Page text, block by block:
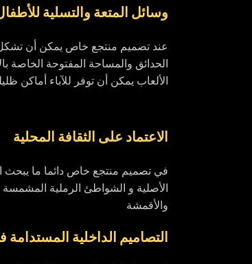
وسائل المتعة والتسلية
عند تصميم منتجع خاص يمكن أن
الحدائق والمساحة المفتوحة الخاصة
الألعاب يمكن أن توفر للآباء أماكن
الاعتماد على الثقافة المحلية
في تصميم منتجع خاص دائما ما يبحث
الأصلية و الشواطئ الرملية المشمسة .
والأقمشة
التصاميم الداخلية